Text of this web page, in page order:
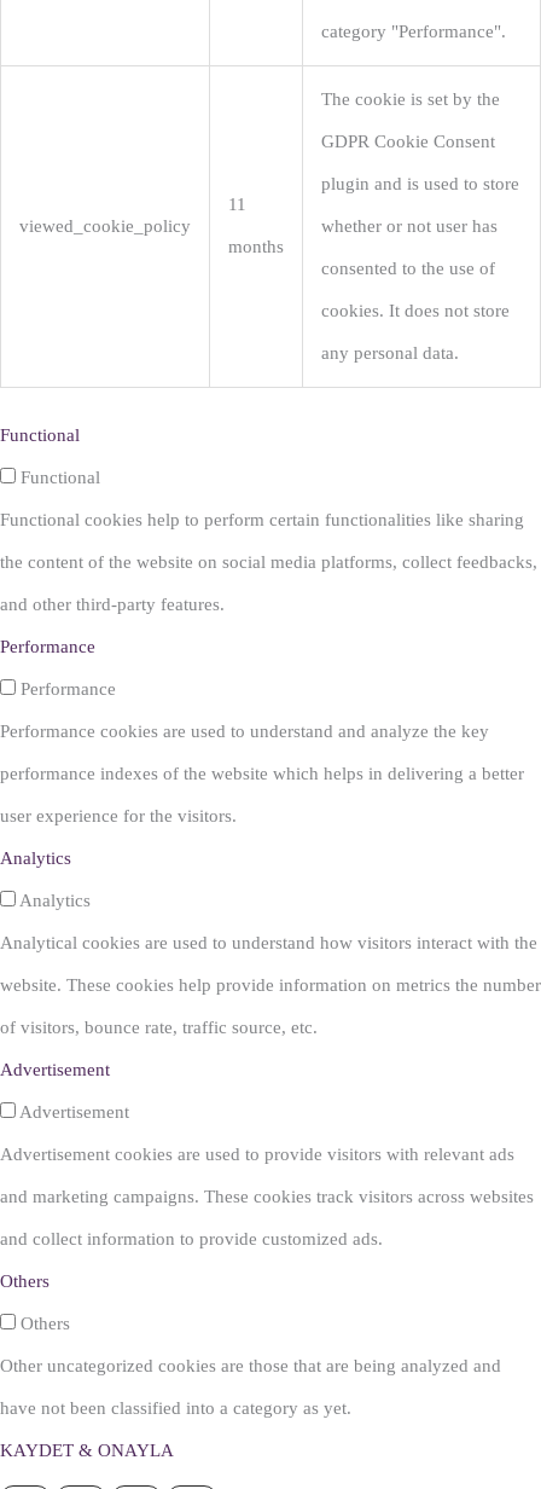
category "Performance".
viewed_cookie_policy
11
months
The cookie is set by the
GDPR Cookie Consent
plugin and is used to store
whether or not user has
consented to the use of
cookies. It does not store
any personal data.
Functional
Functional
Functional cookies help to perform certain functionalities like sharing
the content of the website on social media platforms, collect feedbacks,
and other third-party features.
Performance
Performance
Performance cookies are used to understand and analyze the key
performance indexes of the website which helps in delivering a better
user experience for the visitors.
Analytics
Analytics
Analytical cookies are used to understand how visitors interact with the
website. These cookies help provide information on metrics the number
of visitors, bounce rate, traffic source, etc.
Advertisement
Advertisement
Advertisement cookies are used to provide visitors with relevant ads
and marketing campaigns. These cookies track visitors across websites
and collect information to provide customized ads.
Others
Others
Other uncategorized cookies are those that are being analyzed and
have not been classified into a category as yet.
KAYDET & ONAYLA